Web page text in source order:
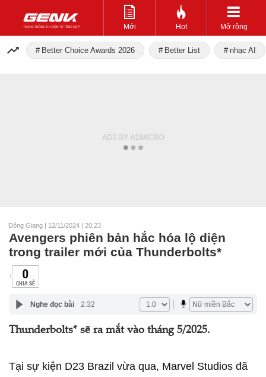
Mới Hot Mở rộng
Better Choice Awards 2026 Better List nhạc AI
Đông Giang | 12/11/2024 | 20:23
Avengers phiên bản hắc hóa lộ diện
trong trailer mới của Thunderbolts*
0
CHIA SẺ
Nghe đọc bài 2:32
Thunderbolts* sẽ ra mắt vào tháng 5/2025.
Tại sự kiện D23 Brazil vừa qua, Marvel Studios đã